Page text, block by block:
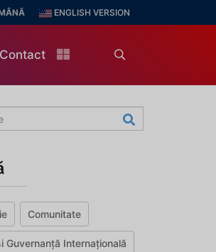
ENGLISH VERSION
Contact
Comunitate
Guvernanță Internațională